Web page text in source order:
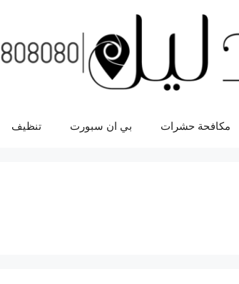
مكافحة حشرات بي ان سبورت تنظيف